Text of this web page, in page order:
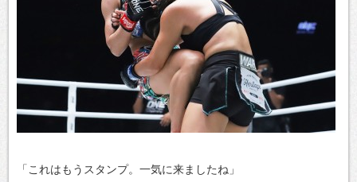
「これはもうスタンプ。一気に来ましたね」